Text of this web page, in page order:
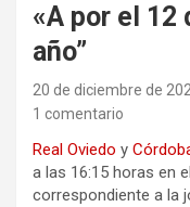
«A por el 12
año”
20 de diciembre de
1 comentario
Real Oviedo y
a las 16:15 horas en el
correspondiente a la